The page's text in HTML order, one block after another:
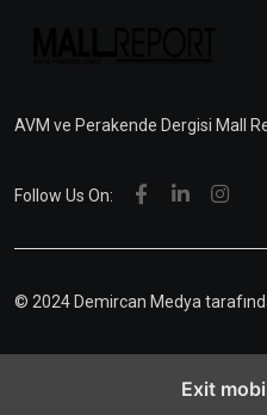
AVM ve Perakende Dergisi Mall
Follow Us On:
© 2024 Demircan Medya
Exit